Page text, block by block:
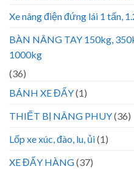
Xe nâng điện đứng lái 1 tấn,
BÀN NÂNG TAY 150kg,
1000kg
(36)
BÁNH XE ĐẨY(1)
THIẾT BỊ NÂNG PHUY(36)
Lốp xe xúc, đào, lu, ủi(1)
XE ĐẨY HÀNG(37)